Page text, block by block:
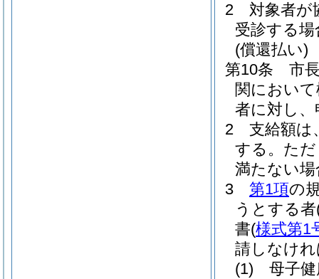
2
対象者が
受診する場
(償還払い)
第10条
市
関におい
者に対し
2
支給額は
する。 た
満たない
3
第1項の
うとする者
書(様式第1
請しなけ
(1)
母子